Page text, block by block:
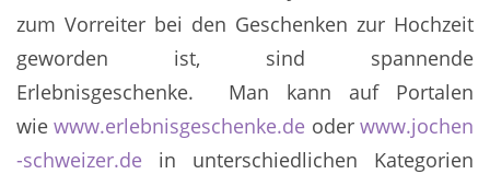
zum Vorreiter bei den Geschenken zur Hochzeit
geworden ist, sind spannende
Erlebnisgeschenke. Man kann auf Portalen
wiewww.erlebnisgeschenke.de oderwww.jochen
-schweizer.de in unterschiedlichen Kategorien